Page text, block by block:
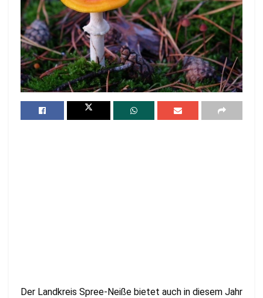
Der Landkreis Spree-Neiße bietet auch in diesem Jahr